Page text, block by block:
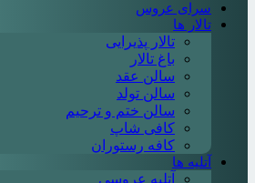
سرای عروس
تالار ها
تالار پذیرایی
باغ تالار
سالن عقد
سالن تولد
سالن ختم و ترحیم
کافی شاپ
کافه رستوران
آتلیه ها
آتلیه عروسی